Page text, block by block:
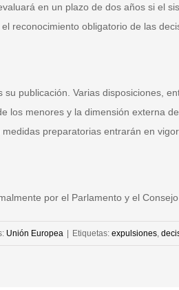
en un plazo de dos años si el
reconocimiento obligatorio de las
publicación. Varias disposiciones,
los menores y la dimensión externa
preparatorias entrarán en
por el Parlamento y el
Unión Europea | Etiquetas: expulsiones,